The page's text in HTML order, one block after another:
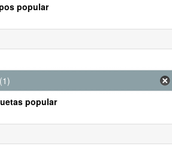
popular
popular